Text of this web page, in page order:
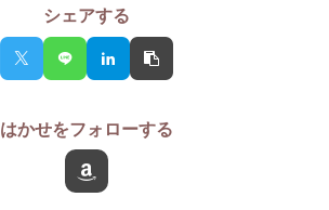
シェアする
はかせをフォローする